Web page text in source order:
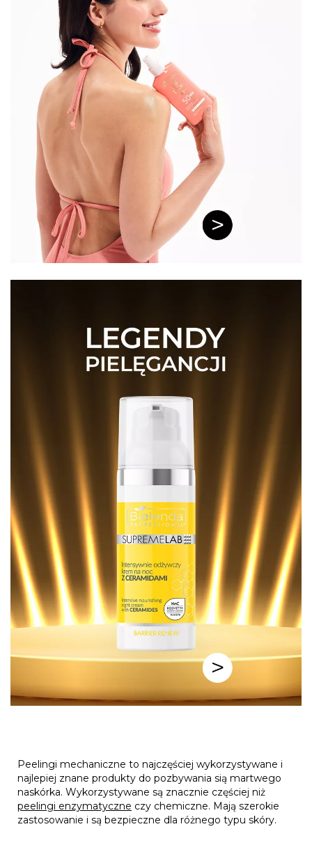
Peelingi mechaniczne to najczęściej wykorzystywane i
najlepiej znane produkty do pozbywania sią martwego
naskórka. Wykorzystywane są znacznie częściej niż
peelingi enzymatyczne czy chemiczne. Mają szerokie
zastosowanie i są bezpieczne dla różnego typu skóry.